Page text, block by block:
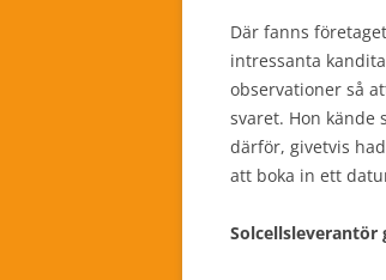
Där fanns företaget
intressanta
observationer så
svaret. Hon kände
därför, givetvis
att boka in ett
Solcellsleverantör